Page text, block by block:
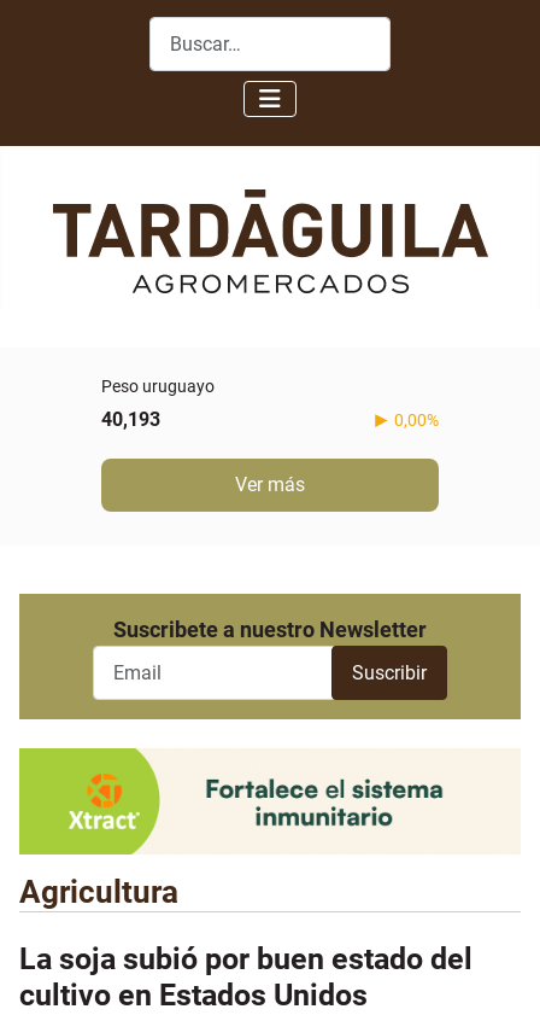
Buscar
Peso uruguayo
40,193 0,00%
Ver más
Suscribete a nuestro Newsletter
Agricultura
La soja subió por buen estado del
cultivo en Estados Unidos